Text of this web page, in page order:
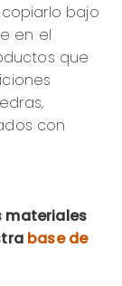
bajo
en el
que
con
materiales
base de